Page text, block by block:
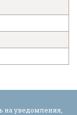
на уведомления,